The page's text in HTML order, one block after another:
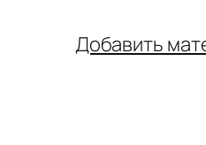
Добавить